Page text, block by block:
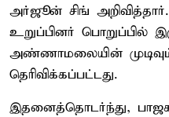
அர்ஜூன் சிங்
உறுப்பினர் பொறுப்பில்
அண்ணாமலையின்
தெரிவிக்கப்பட்டது.
இதனைத்தொடர்ந்து,